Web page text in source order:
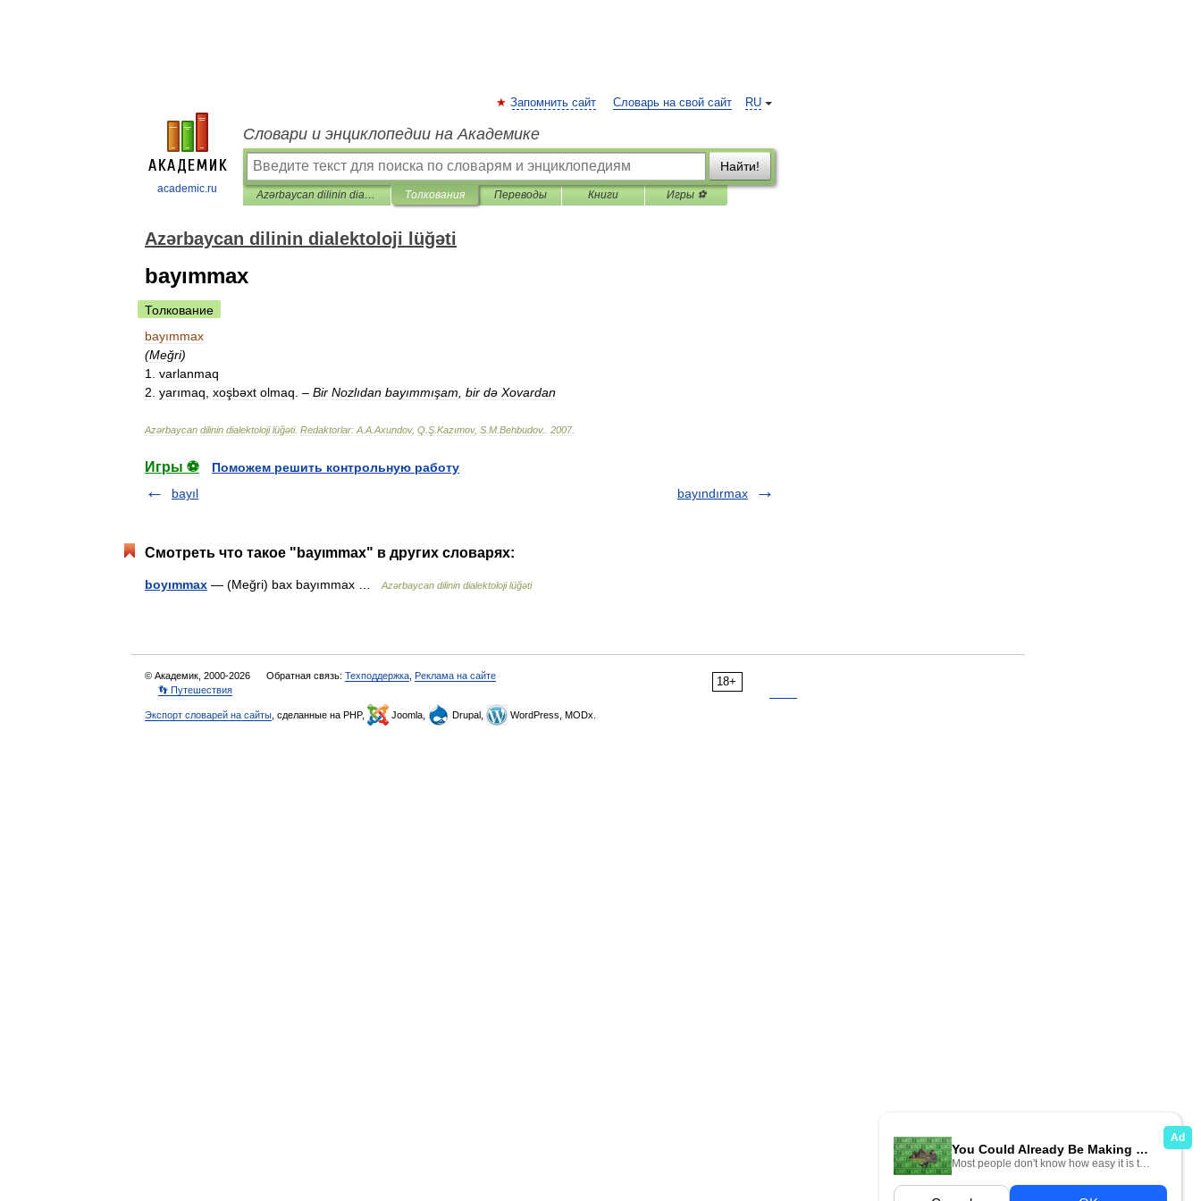
academic.ru
RU
Запомнить сайт Словарь на свой сайт
Словари и энциклопедии на Академике
Найти!
Azərbaycan dilinin dialektoloji lüğəti Толкования Переводы Книги Игры ⚽
Azərbaycan dilinin dialektoloji lüğəti
bayımmax
Толкование
bayımmax
(Meğri)
1
varlanmaq
2 yarımaq xoşbəxt olmaq – Bir Nozlıdan bayımmışam bir də Xovardan
Azərbaycan dilinin dialektoloji lüğəti. Redaktorlar: A A Axundov, Q Ş Kazımov, S M Behbudov. 2007.
Игры ⚽
Поможем решить контрольную работу
bayıl
bayındırmax
Смотреть что такое "bayımmax" в других словарях:
boyımmax — (Meğri) bax bayımmax … Azərbaycan dilinin dialektoloji lüğəti
18+
© Академик, 2000-2026 Обратная связь: Техподдержка Реклама на сайте
👣 Путешествия
Экспорт словарей на сайты , сделанные на PHP, Joomla, Drupal, WordPress, MODx.